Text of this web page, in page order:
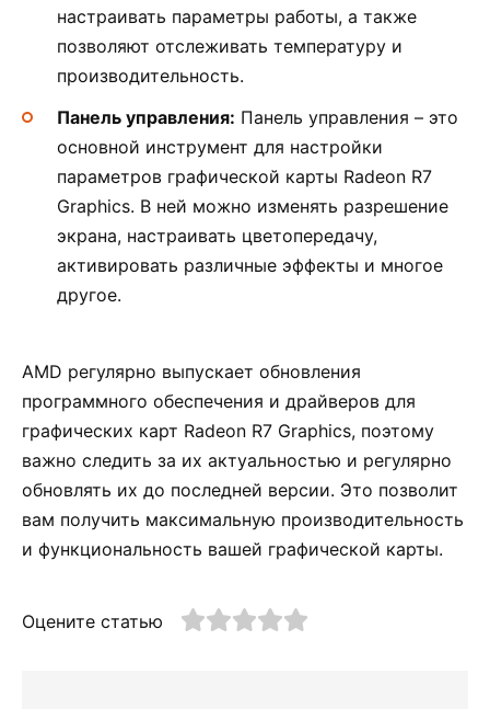
настраивать параметры работы, а также
позволяют отслеживать температуру и
производительность.
Панель управления: Панель управления – это
основной инструмент для настройки
параметров графической карты Radeon R7
Graphics. В ней можно изменять разрешение
экрана, настраивать цветопередачу,
активировать различные эффекты и многое
другое.
AMD регулярно выпускает обновления
программного обеспечения и драйверов для
графических карт Radeon R7 Graphics, поэтому
важно следить за их актуальностью и регулярно
обновлять их до последней версии. Это позволит
вам получить максимальную производительность
и функциональность вашей графической карты.
Оцените статью